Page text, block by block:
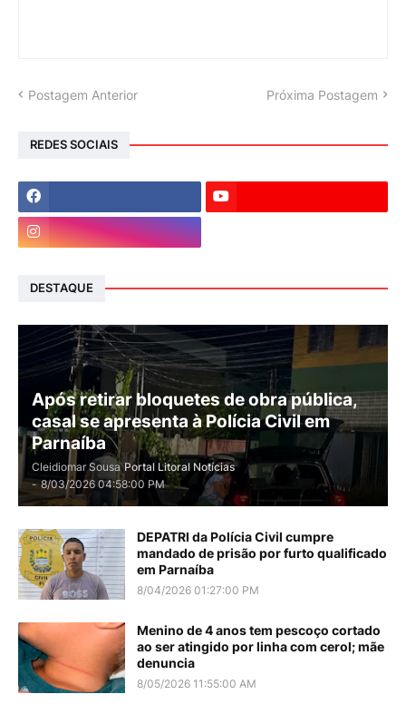
Postagem Anterior Próxima Postagem
REDES SOCIAIS
DESTAQUE
Após retirar bloquetes de obra pública,
casal se apresenta à Polícia Civil em
Parnaíba
Cleidiomar Sousa Portal Litoral Notícias
- 8/03/2026 04:58:00 PM
DEPATRI da Polícia Civil cumpre
mandado de prisão por furto qualificado
em Parnaíba
8/04/2026 01:27:00 PM
Menino de 4 anos tem pescoço cortado
ao ser atingido por linha com cerol; mãe
denuncia
8/05/2026 11:55:00 AM